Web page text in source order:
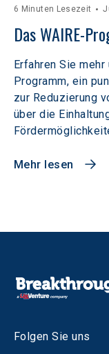
6 Minuten Lesezeit
Das WAIRE-
Erfahren Sie
Programm, ein
zur Reduzierung
über die
Mehr lesen
Folgen Sie uns